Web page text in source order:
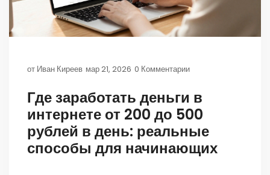
от Иван Киреев мар 21, 2026 0 Комментарии
Где заработать деньги в
интернете от 200 до 500
рублей в день: реальные
способы для начинающих